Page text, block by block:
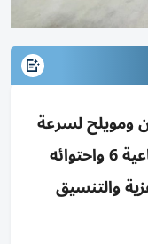
ومويلح لسرعة
استجابتهم وإخماد حريق الصناعية 6 واحتوائه
والتنسيق